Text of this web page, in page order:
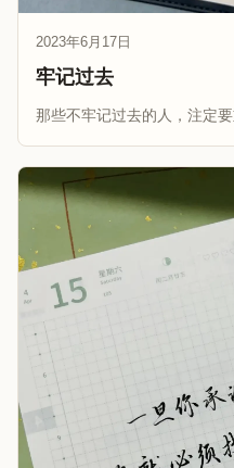
2023年6月17日
牢记过去
那些不牢记过去的人，注定要